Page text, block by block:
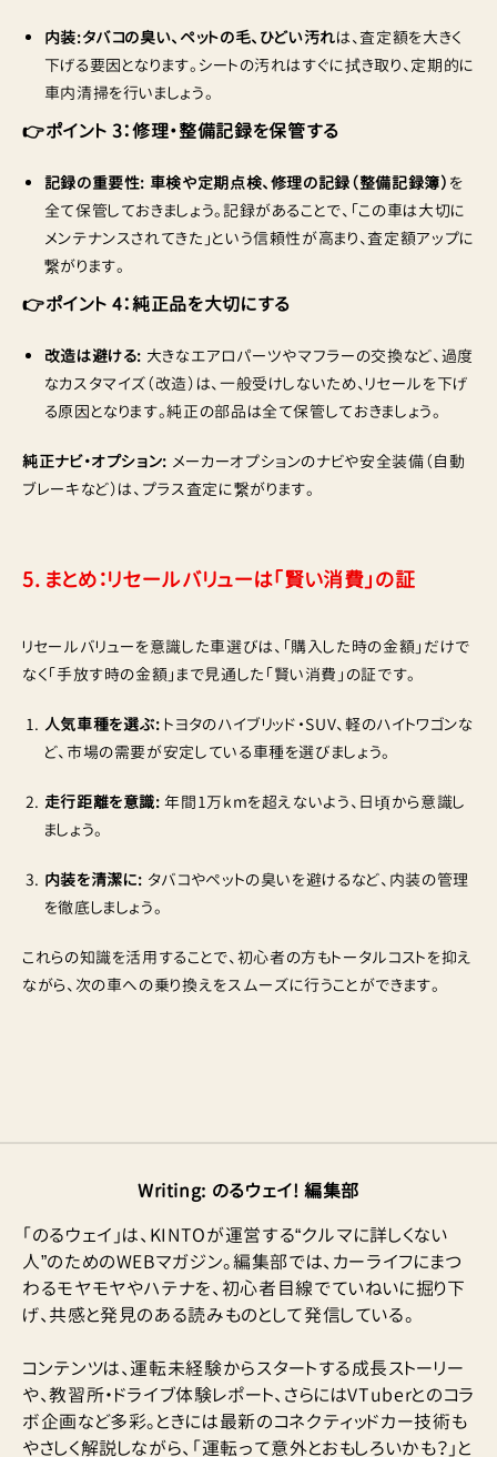
内装:タバコの臭い、ペットの毛、ひどい汚れは、査定額を大きく
下げる要因となります。シートの汚れはすぐに拭き取り、定期的に
車内清掃を行いましょう。
👉ポイント 3：修理・整備記録を保管する
記録の重要性: 車検や定期点検、修理の記録（整備記録簿） を
全て保管しておきましょう。記録があることで、「この車は大切に
メンテナンスされてきた」という信頼性が高まり、査定額アップに
繋がります。
👉ポイント 4：純正品を大切にする
改造は避ける: 大きなエアロパーツやマフラーの交換など、過度
なカスタマイズ（改造）は、一般受けしないため、リセールを下げ
る原因となります。純正の部品は全て保管しておきましょう。
純正ナビ・オプション: メーカーオプションのナビや安全装備（自動
ブレーキなど）は、プラス査定に繋がります。
5. まとめ：リセールバリューは「賢い消費」の証
リセールバリューを意識した車選びは、「購入した時の金額」だけで
なく「手放す時の金額」まで見通した「賢い消費」の証です。
人気車種を選ぶ: トヨタのハイブリッド・SUV、軽のハイトワゴンな
ど、市場の需要が安定している車種を選びましょう。
走行距離を意識: 年間1万kmを超えないよう、日頃から意識し
ましょう。
内装を清潔に: タバコやペットの臭いを避けるなど、内装の管理
を徹底しましょう。
これらの知識を活用することで、初心者の方もトータルコストを抑え
ながら、次の車への乗り換えをスムーズに行うことができます。
Writing: のるウェイ! 編集部
「のるウェイ」は、KINTOが運営する“クルマに詳しくない
人”のためのWEBマガジン。編集部では、カーライフにまつ
わるモヤモヤやハテナを、初心者目線でていねいに掘り下
げ、共感と発見のある読みものとして発信している。
コンテンツは、運転未経験からスタートする成長ストーリー
や、教習所・ドライブ体験レポート、さらにはVTuberとのコラ
ボ企画など多彩。ときには最新のコネクティッドカー技術も
やさしく解説しながら、「運転って意外とおもしろいかも？」と